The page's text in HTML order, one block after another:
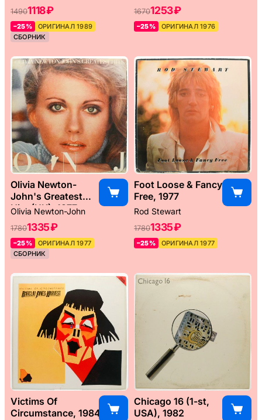
14901118 ₽
–25%
ОРИГИНАЛ 1989
СБОРНИК
16701253 ₽
–25% ОРИГИНАЛ 1976
Olivia Newton-
John's Greatest
Hits (UK), 1977
Olivia Newton-John
17801335 ₽
–25%
ОРИГИНАЛ 1977
СБОРНИК
Foot Loose & Fancy
Free, 1977
Rod Stewart
17801335 ₽
–25% ОРИГИНАЛ 1977
Victims Of
Circumstance, 1984
Chicago 16 (1-st,
USA), 1982